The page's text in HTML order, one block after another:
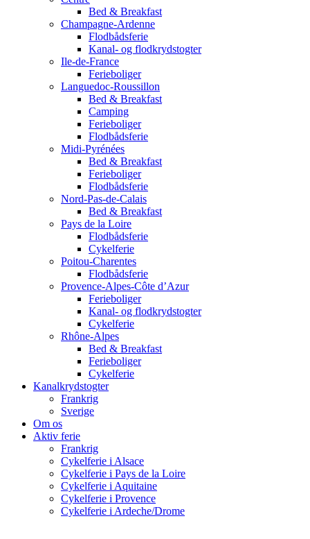
Bed & Breakfast
Champagne-Ardenne
Flodbådsferie
Kanal- og flodkrydstogter
Ile-de-France
Ferieboliger
Languedoc-Roussillon
Bed & Breakfast
Camping
Ferieboliger
Flodbådsferie
Midi-Pyrénées
Bed & Breakfast
Ferieboliger
Flodbådsferie
Nord-Pas-de-Calais
Bed & Breakfast
Pays de la Loire
Flodbådsferie
Cykelferie
Poitou-Charentes
Flodbådsferie
Provence-Alpes-Côte d’Azur
Ferieboliger
Kanal- og flodkrydstogter
Cykelferie
Rhône-Alpes
Bed & Breakfast
Ferieboliger
Cykelferie
Kanalkrydstogter
Frankrig
Sverige
Om os
Aktiv ferie
Frankrig
Cykelferie i Alsace
Cykelferie i Pays de la Loire
Cykelferie i Aquitaine
Cykelferie i Provence
Cykelferie i Ardeche/Drome